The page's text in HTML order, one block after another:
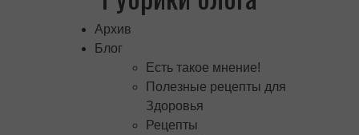
Архив
Блог
Есть такое мнение!
Полезные рецепты для
Здоровья
Рецепты